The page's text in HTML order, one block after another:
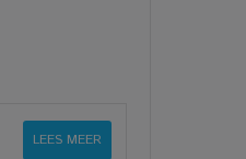
LEES MEER